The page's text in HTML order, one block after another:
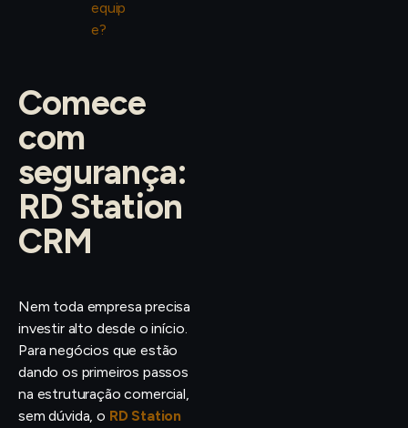
equip
e?
Comece
com
segurança:
RD Station
CRM
Nem toda empresa precisa
investir alto desde o início.
Para negócios que estão
dando os primeiros passos
na estruturação comercial,
sem dúvida, o RD Station